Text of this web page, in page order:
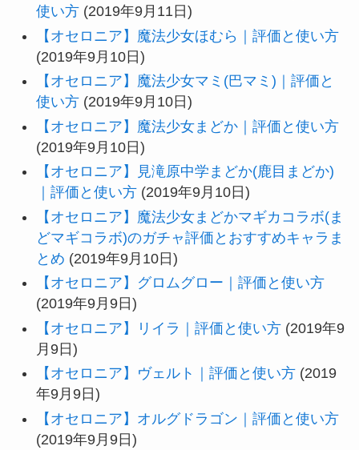
使い方 (2019年9月11日)
【オセロニア】魔法少女ほむら｜評価と使い方
(2019年9月10日)
【オセロニア】魔法少女マミ(巴マミ)｜評価と
使い方 (2019年9月10日)
【オセロニア】魔法少女まどか｜評価と使い方
(2019年9月10日)
【オセロニア】見滝原中学まどか(鹿目まどか)
｜評価と使い方 (2019年9月10日)
【オセロニア】魔法少女まどかマギカコラボ(ま
どマギコラボ)のガチャ評価とおすすめキャラま
とめ (2019年9月10日)
【オセロニア】グロムグロー｜評価と使い方
(2019年9月9日)
【オセロニア】リイラ｜評価と使い方 (2019年9
月9日)
【オセロニア】ヴェルト｜評価と使い方 (2019
年9月9日)
【オセロニア】オルグドラゴン｜評価と使い方
(2019年9月9日)